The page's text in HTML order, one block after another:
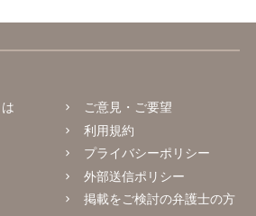
ご意見・ご要望
利用規約
プライバシーポリシー
外部送信ポリシー
掲載をご検討の弁護士の方